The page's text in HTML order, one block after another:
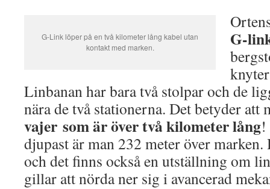
G-Link löper på en två kilometer lång kabel utan
kontakt med marken.
G-
Linbanan har bara två stolpar och de
nära de två stationerna. Det betyder att
vajer som är över två kilometer lång!
djupast är man 232 meter över
och det finns också en utställning om
gillar att nörda ner sig i avancerad